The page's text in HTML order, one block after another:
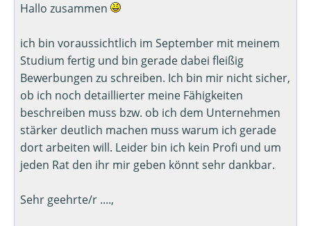
Hallo zusammen
ich bin voraussichtlich im September mit meinem
Studium fertig und bin gerade dabei fleißig
Bewerbungen zu schreiben. Ich bin mir nicht sicher,
ob ich noch detaillierter meine Fähigkeiten
beschreiben muss bzw. ob ich dem Unternehmen
stärker deutlich machen muss warum ich gerade
dort arbeiten will. Leider bin ich kein Profi und um
jeden Rat den ihr mir geben könnt sehr dankbar.
Sehr geehrte/r ....,